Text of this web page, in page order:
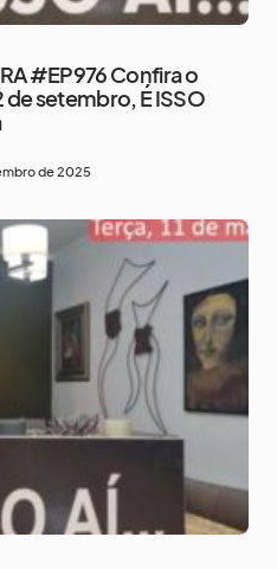
#EP976 Confira o
setembro, É ISSO
de 2025